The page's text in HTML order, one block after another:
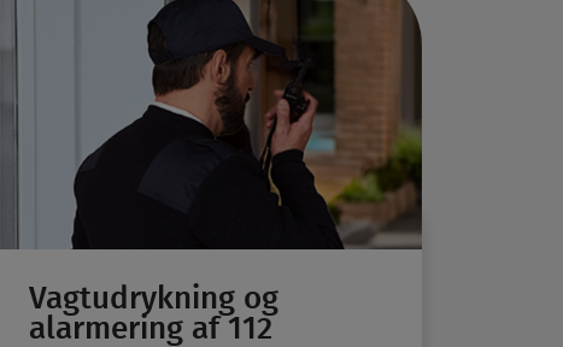
Vagtudrykning og
alarmering af 112